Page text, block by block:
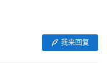
我来回复